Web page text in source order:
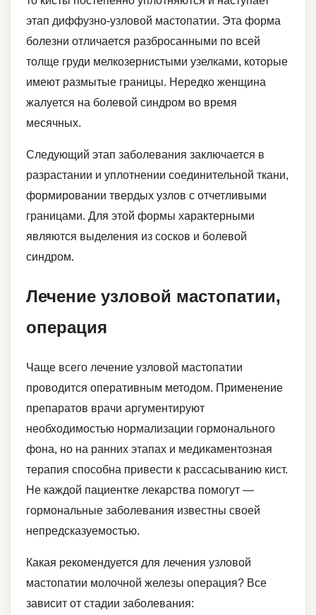
этап диффузно-узловой мастопатии. Эта форма
болезни отличается разбросанными по всей
толще груди мелкозернистыми узелками, которые
имеют размытые границы. Нередко женщина
жалуется на болевой синдром во время
месячных.
Следующий этап заболевания заключается в
разрастании и уплотнении соединительной ткани,
формировании твердых узлов с отчетливыми
границами. Для этой формы характерными
являются выделения из сосков и болевой
синдром.
Лечение узловой мастопатии,
операция
Чаще всего лечение узловой мастопатии
проводится оперативным методом. Применение
препаратов врачи аргументируют
необходимостью нормализации гормонального
фона, но на ранних этапах и медикаментозная
терапия способна привести к рассасыванию кист.
Не каждой пациентке лекарства помогут —
гормональные заболевания известны своей
непредсказуемостью.
Какая рекомендуется для лечения узловой
мастопатии молочной железы операция? Все
зависит от стадии заболевания: